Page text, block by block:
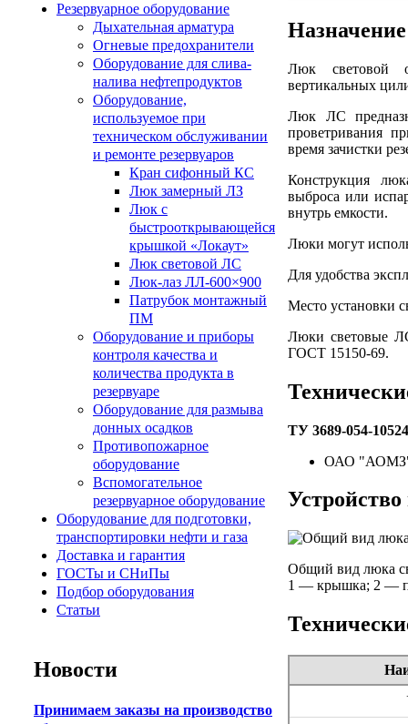
Резервуарное оборудование
Дыхательная арматура
Огневые предохранители
Оборудование для слива-
налива нефтепродуктов
Оборудование,
используемое при
техническом обслуживании
и ремонте резервуаров
Кран сифонный КС
Люк замерный ЛЗ
Люк с
быстрооткрывающейся
крышкой «Локаут»
Люк световой ЛС
Люк-лаз ЛЛ-600×900
Патрубок монтажный
ПМ
Оборудование и приборы
контроля качества и
количества продукта в
резервуаре
Оборудование для размыва
донных осадков
Противопожарное
оборудование
Вспомогательное
резервуарное оборудование
Оборудование для подготовки,
транспортировки нефти и газа
Доставка и гарантия
ГОСТы и СНиПы
Подбор оборудования
Статьи
Новости
Принимаем заказы на производство
Люк световой
вертикальных
Люк ЛС
проветривания
время зачистки
Конструкция
выброса или
внутрь емкости.
Люки могут
Для удобства
Место установки
Люки световые
ГОСТ 15150-69.
ТУ 3689-054-
ОАО "АОМЗ"
Общий вид люка
1 — крышка; 2 —